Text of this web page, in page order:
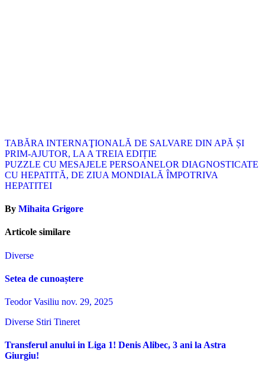
Navigare
în
articole
TABĂRA INTERNAŢIONALĂ DE SALVARE DIN APĂ ȘI
PRIM-AJUTOR, LA A TREIA EDIȚIE
PUZZLE CU MESAJELE PERSOANELOR DIAGNOSTICATE
CU HEPATITĂ, DE ZIUA MONDIALĂ ÎMPOTRIVA
HEPATITEI
By Mihaita Grigore
Articole similare
Diverse
Setea de cunoaștere
Teodor Vasiliu nov. 29, 2025
Diverse Stiri Tineret
Transferul anului in Liga 1! Denis Alibec, 3 ani la Astra
Giurgiu!